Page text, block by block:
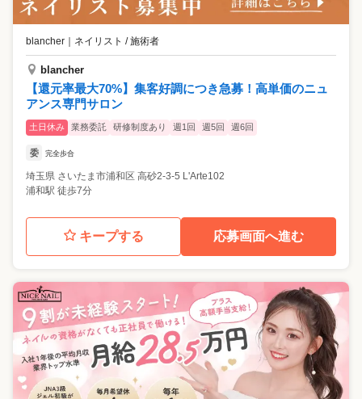
blancher ｜ ネイリスト / 施術者
blancher
【還元率最大70%】集客好調につき急募！高単価のニュ
アンス専門サロン
土日休み 業務委託 研修制度あり 週1回 週5回 週6回
委 完全歩合
埼玉県 さいたま市浦和区 高砂2-3-5 L'Arte102
浦和駅 徒歩7分
キープする 応募画面へ進む